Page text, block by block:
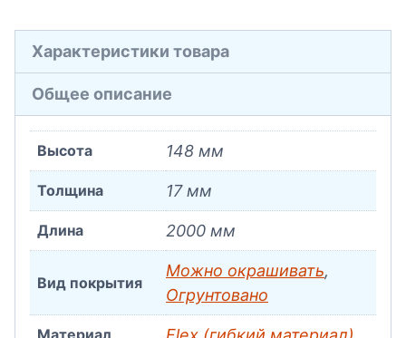
Характеристики товара
Общее описание
Высота 148 мм
Толщина 17 мм
Длина 2000 мм
Вид покрытия
Можно окрашивать,
Огрунтовано
Материал